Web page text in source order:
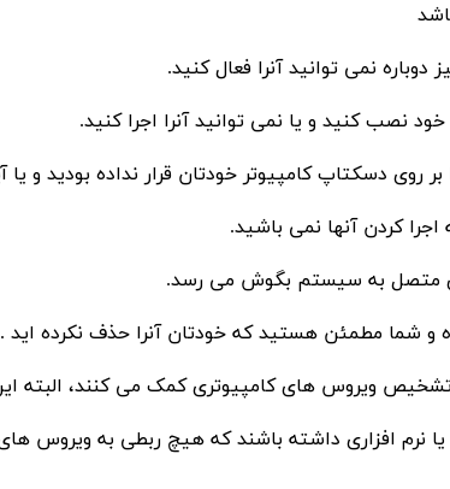
نمی توانید آنرا فعال کنید.
نصب کنید و یا نمی توانید آنرا اجرا کنید.
دسکتاپ کامپیوتر خودتان قرار نداده بودید و یا
اجرا کردن آنها نمی باشید.
متصل به سیستم بگوش می رسد.
شما مطمئن هستید که خودتان آنرا حذف نکرده اید .
ویروس های کامپیوتری کمک می کنند، البته
نرم افزاری داشته باشند که هیچ ربطی به ویروس